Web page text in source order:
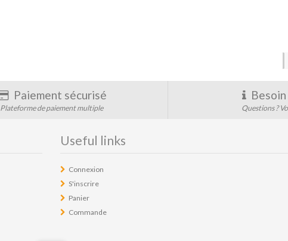
Paiement sécurisé
Plateforme de paiement multiple Questions ?
Useful links
Connexion
S'inscrire
Panier
Commande